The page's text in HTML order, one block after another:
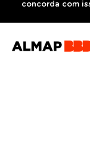
concorda com